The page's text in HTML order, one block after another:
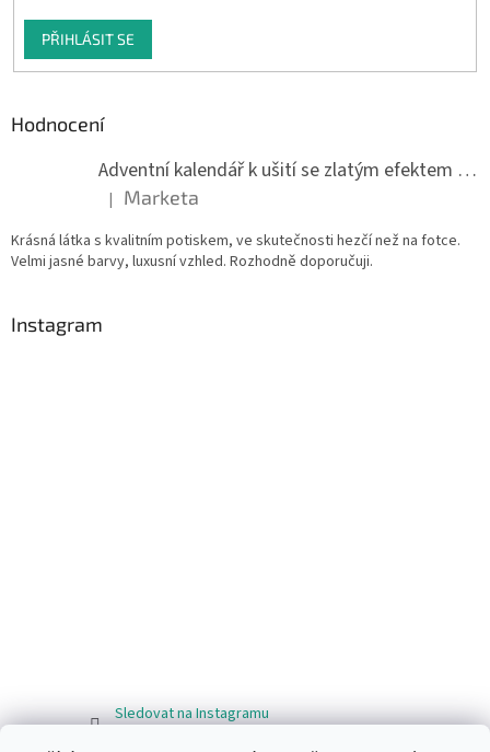
PŘIHLÁSIT SE
Hodnocení
Adventní kalendář k ušití se zlatým efektem 042Q
Hodnocení produktu je 5 z 5 hvězdiček.
| Marketa
Krásná látka s kvalitním potiskem, ve skutečnosti hezčí než na fotce.
Velmi jasné barvy, luxusní vzhled. Rozhodně doporučuji.
Instagram
Sledovat na Instagramu